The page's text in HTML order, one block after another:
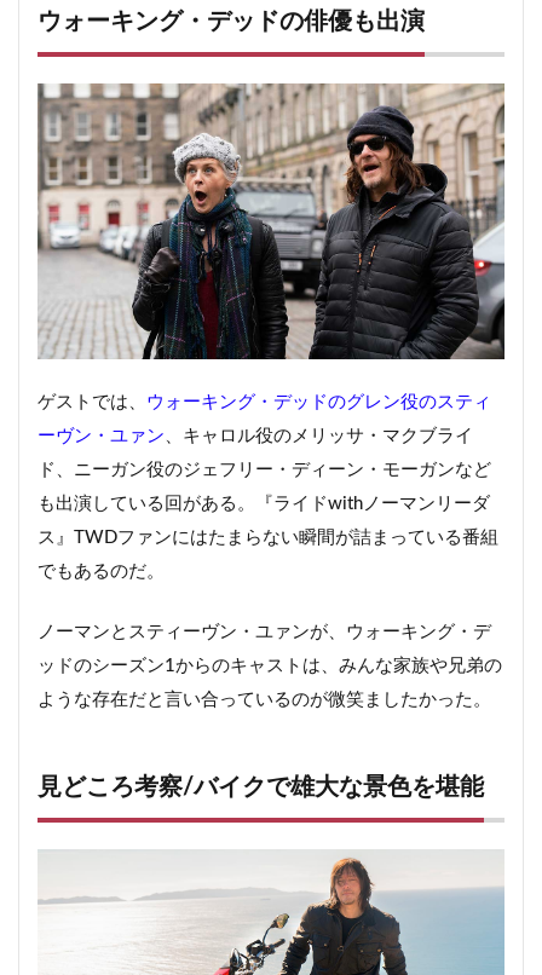
ウォーキング・デッドの俳優も出演
ゲストでは、 ウォーキング・デッドのグレン役のスティ
ーヴン・ユァン 、キャロル役のメリッサ・マクブライ
ド、ニーガン役のジェフリー・ディーン・モーガンなど
も出演している回がある。『ライドwithノーマンリーダ
ス』TWDファンにはたまらない瞬間が詰まっている番組
でもあるのだ。
ノーマンとスティーヴン・ユァンが、ウォーキング・デ
ッドのシーズン1からのキャストは、みんな家族や兄弟の
ような存在だと言い合っているのが微笑ましたかった。
見どころ考察/バイクで雄大な景色を堪能